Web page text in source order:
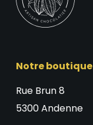
Notre boutique
Rue Brun 8
5300 Andenne